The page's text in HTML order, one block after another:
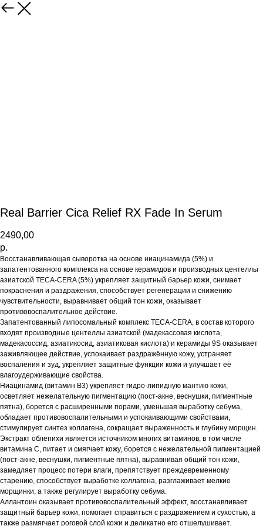
Real Barrier Cica Relief RX Fade In Serum
2490,00
р.
Восстанавливающая сыворотка на основе ниацинамида (5%) и
запатентованного комплекса на основе керамидов и производных центеллы
азиатской TECA-CERA (5%) укрепляет защитный барьер кожи, снимает
покраснения и раздражения, способствует регенерации и снижению
чувствительности, выравнивает общий тон кожи, оказывает
противовоспалительное действие.
Запатентованный липосомальный комплекс TECA-CERA, в состав которого
входят производные центеллы азиатской (мадекассовая кислота,
мадекасоссид, азиатикосид, азиатиковая кислота) и керамиды 9S оказывает
заживляющее действие, успокаивает раздражённую кожу, устраняет
воспаления и зуд, укрепляет защитные функции кожи и улучшает её
влагоудерживающие свойства.
Ниацинамид (витамин B3) укрепляет гидро-липидную мантию кожи,
осветляет нежелательную пигментацию (пост-акне, веснушки, пигментные
пятна), борется с расширенными порами, уменьшая выработку себума,
обладает противовоспалительными и успокаивающими свойствами,
стимулирует синтез коллагена, сокращает выраженность и глубину морщин.
Экстракт облепихи является источником многих витаминов, в том числе
витамина C, питает и смягчает кожу, борется с нежелательной пигментацией
(пост-акне, веснушки, пигментные пятна), выравнивая общий тон кожи,
замедляет процесс потери влаги, препятствует преждевременному
старению, способствует выработке коллагена, разглаживает мелкие
морщинки, а также регулирует выработку себума.
Аллантоин оказывает противовоспалительный эффект, восстанавливает
защитный барьер кожи, помогает справиться с раздражением и сухостью, а
также размягчает роговой слой кожи и деликатно его отшелушивает.